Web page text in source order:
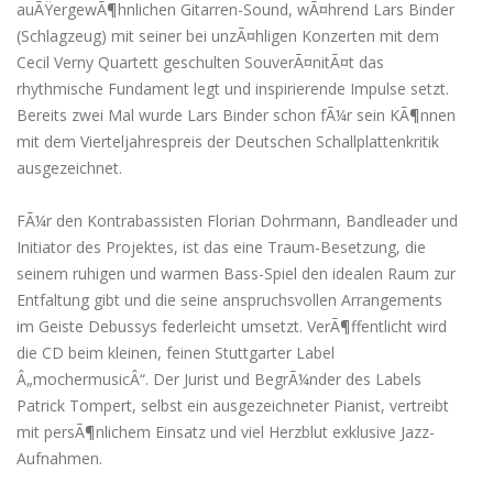
auÃŸergewÃ¶hnlichen Gitarren-Sound, wÃ¤hrend Lars Binder
(Schlagzeug) mit seiner bei unzÃ¤hligen Konzerten mit dem
Cecil Verny Quartett geschulten SouverÃ¤nitÃ¤t das
rhythmische Fundament legt und inspirierende Impulse setzt.
Bereits zwei Mal wurde Lars Binder schon fÃ¼r sein KÃ¶nnen
mit dem Vierteljahrespreis der Deutschen Schallplattenkritik
ausgezeichnet.
FÃ¼r den Kontrabassisten Florian Dohrmann, Bandleader und
Initiator des Projektes, ist das eine Traum-Besetzung, die
seinem ruhigen und warmen Bass-Spiel den idealen Raum zur
Entfaltung gibt und die seine anspruchsvollen Arrangements
im Geiste Debussys federleicht umsetzt. VerÃ¶ffentlicht wird
die CD beim kleinen, feinen Stuttgarter Label
Â„mochermusicÂ“. Der Jurist und BegrÃ¼nder des Labels
Patrick Tompert, selbst ein ausgezeichneter Pianist, vertreibt
mit persÃ¶nlichem Einsatz und viel Herzblut exklusive Jazz-
Aufnahmen.